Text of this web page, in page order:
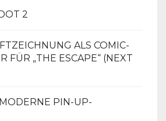
2
ALS COMIC-
FÜR „THE ESCAPE“ (NEXT
PIN-UP-